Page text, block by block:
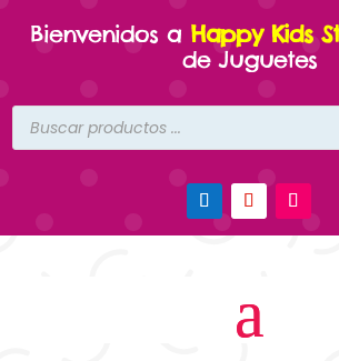
Bienvenidos a Happy Kids
de Juguetes
Búsqueda
productos